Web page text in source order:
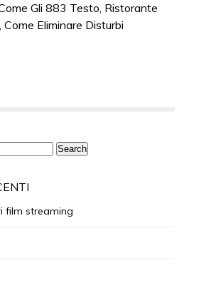
Gli 883 Testo, Ristorante
, Come Eliminare Disturbi
film streaming